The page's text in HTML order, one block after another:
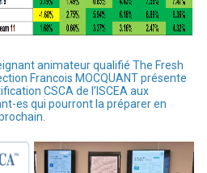
animateur qualifié The Fresh
Francois MOCQUANT présente
CSCA de l’ISCEA aux
es qui pourront la préparer en